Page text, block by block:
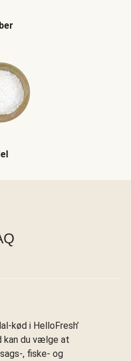
kød i HelloFresh’
kan du vælge at
, fiske- og